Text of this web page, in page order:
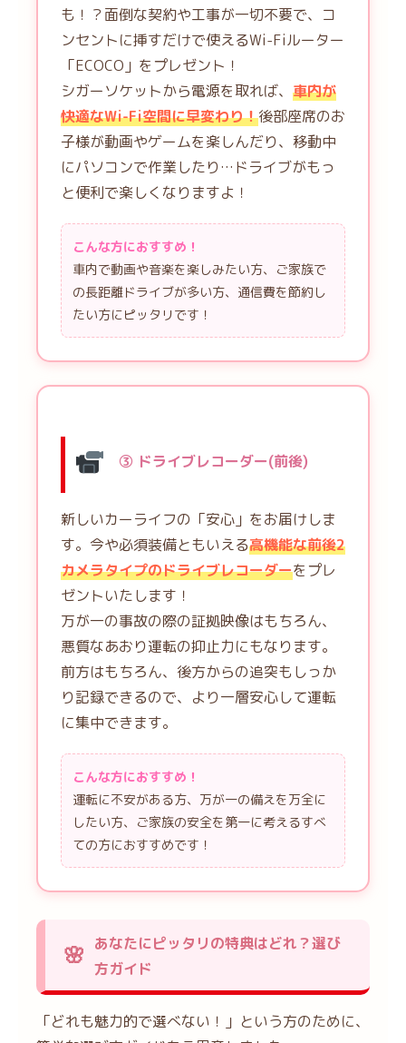
も！？面倒な契約や工事が一切不要で、コ
ンセントに挿すだけで使えるWi-Fiルーター
「ECOCO」をプレゼント！
シガーソケットから電源を取れば、 車内が
快適なWi-Fi空間に早変わり！後部座席のお
子様が動画やゲームを楽しんだり、移動中
にパソコンで作業したり…ドライブがもっ
と便利で楽しくなりますよ！
こんな方におすすめ！
車内で動画や音楽を楽しみたい方、ご家族で
の長距離ドライブが多い方、通信費を節約し
たい方にピッタリです！
③ ドライブレコーダー(前後)
新しいカーライフの「安心」をお届けしま
す。今や必須装備ともいえる高機能な前後2
カメラタイプのドライブレコーダーをプレ
ゼントいたします！
万が一の事故の際の証拠映像はもちろん、
悪質なあおり運転の抑止力にもなります。
前方はもちろん、後方からの追突もしっか
り記録できるので、より一層安心して運転
に集中できます。
こんな方におすすめ！
運転に不安がある方、万が一の備えを万全に
したい方、ご家族の安全を第一に考えるすべ
ての方におすすめです！
あなたにピッタリの特典はどれ？選び
方ガイド
「どれも魅力的で選べない！」という方のために、